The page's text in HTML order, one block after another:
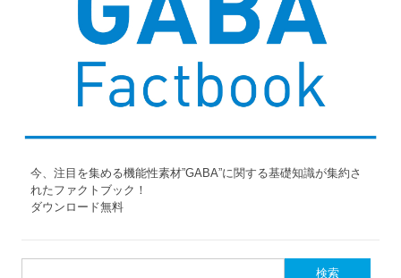
今、注目を集める機能性素材”GABA”に関する基礎知識が集約さ
れたファクトブック！
ダウンロード無料